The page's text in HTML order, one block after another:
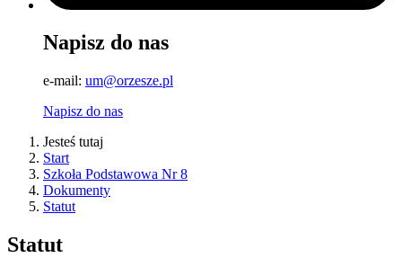
Napisz do nas
e-mail: um@orzesze.pl
Napisz do nas
Jesteś tutaj
Start
Szkoła Podstawowa Nr 8
Dokumenty
Statut
Statut